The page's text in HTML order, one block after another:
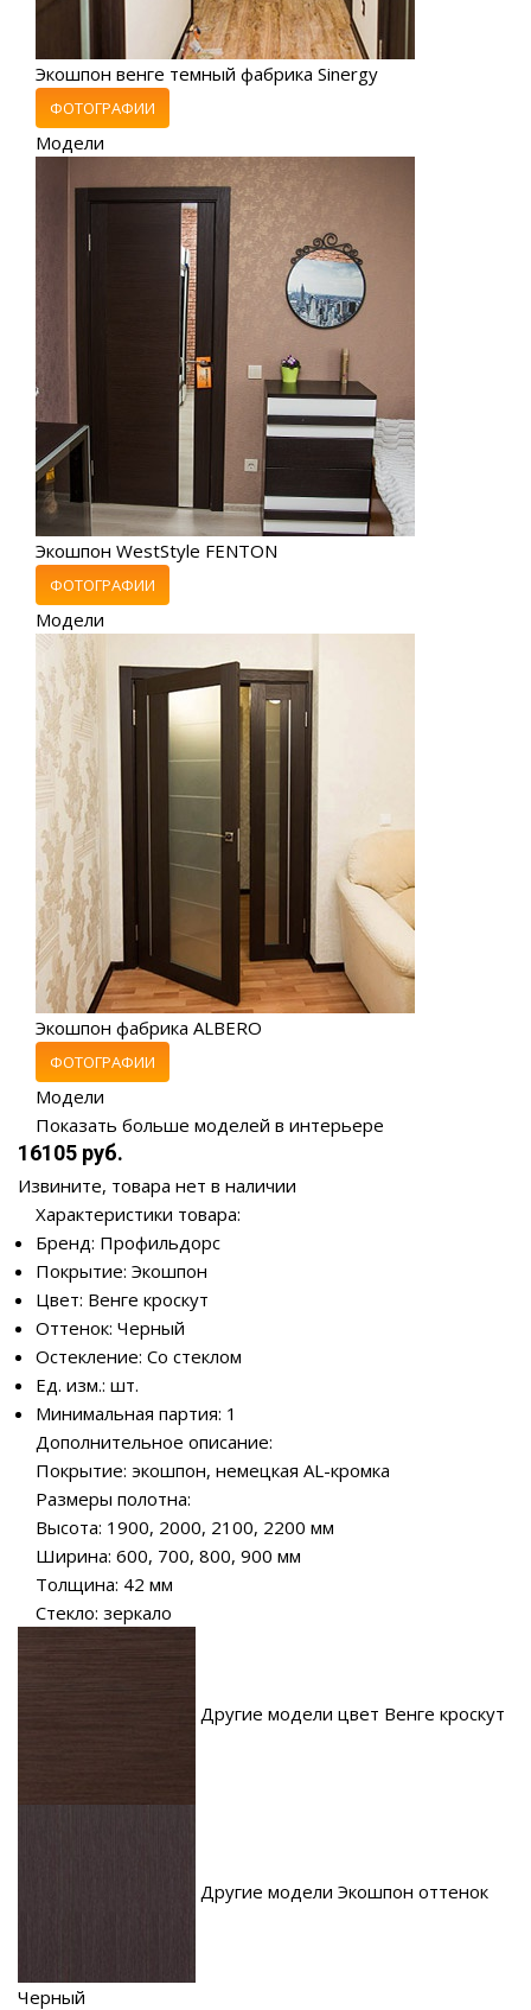
Экошпон венге темный фабрика Sinergy
ФОТОГРАФИИ
Модели
Экошпон WestStyle FENTON
ФОТОГРАФИИ
Модели
Экошпон фабрика ALBERO
ФОТОГРАФИИ
Модели
Показать больше моделей в интерьере
16105 руб.
Извините, товара нет в наличии
Характеристики товара:
Бренд: Профильдорс
Покрытие: Экошпон
Цвет: Венге кроскут
Оттенок: Черный
Остекление: Со стеклом
Ед. изм.: шт.
Минимальная партия: 1
Дополнительное описание:
Покрытие: экошпон, немецкая AL-кромка
Размеры полотна:
Высота: 1900, 2000, 2100, 2200 мм
Ширина: 600, 700, 800, 900 мм
Толщина: 42 мм
Стекло: зеркало
Другие модели цвет Венге кроскут
Другие модели Экошпон оттенок
Черный